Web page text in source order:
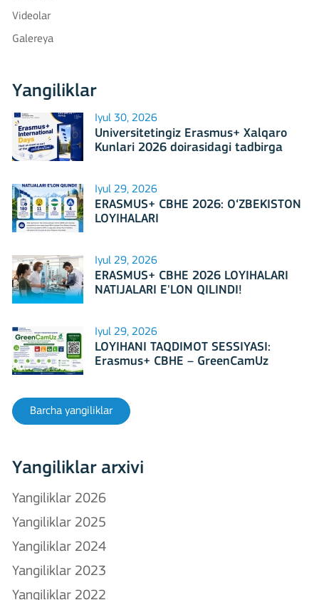
Videolar
Galereya
Yangiliklar
Iyul 30, 2026
Universitetingiz Erasmus+ Xalqaro
Kunlari 2026 doirasidagi tadbirga
Iyul 29, 2026
ERASMUS+ CBHE 2026: O‘ZBEKISTON
LOYIHALARI
Iyul 29, 2026
ERASMUS+ CBHE 2026 LOYIHALARI
NATIJALARI E'LON QILINDI!
Iyul 29, 2026
LOYIHANI TAQDIMOT SESSIYASI:
Erasmus+ CBHE – GreenCamUz
Barcha yangiliklar
Yangiliklar arxivi
Yangiliklar 2026
Yangiliklar 2025
Yangiliklar 2024
Yangiliklar 2023
Yangiliklar 2022